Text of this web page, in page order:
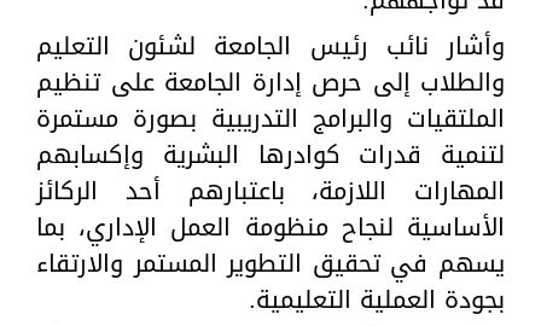
وأشار نائب رئيس الجامعة لشئون التعليم
والطلاب إلى حرص إدارة الجامعة على تنظيم
الملتقيات والبرامج التدريبية بصورة مستمرة
لتنمية قدرات كوادرها البشرية وإكسابهم
المهارات اللازمة، باعتبارهم أحد الركائز
الأساسية لنجاح منظومة العمل الإداري، بما
يسهم في تحقيق التطوير المستمر والارتقاء
بجودة العملية التعليمية.